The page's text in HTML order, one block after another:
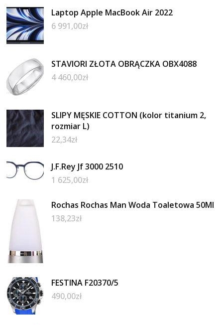
Laptop Apple MacBook Air 2022
6 991,00zł
STAVIORI ZŁOTA OBRĄCZKA OBX4088
4 460,00zł
SLIPY MĘSKIE COTTON (kolor titanium 2,
rozmiar L)
22,34zł
J.F.Rey Jf 3000 2510
1 625,00zł
Rochas Rochas Man Woda Toaletowa 50Ml
138,23zł
FESTINA F20370/5
490,00zł